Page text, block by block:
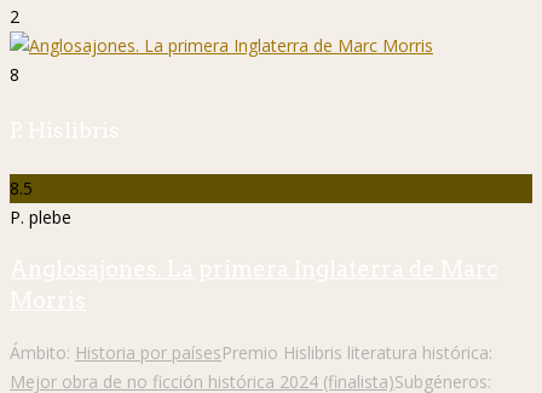
2
8
P. Hislibris
8.5
P. plebe
Anglosajones. La primera Inglaterra de Marc
Morris
Ámbito: Historia por paísesPremio Hislibris literatura histórica:
Mejor obra de no ficción histórica 2024 (finalista)Subgéneros: